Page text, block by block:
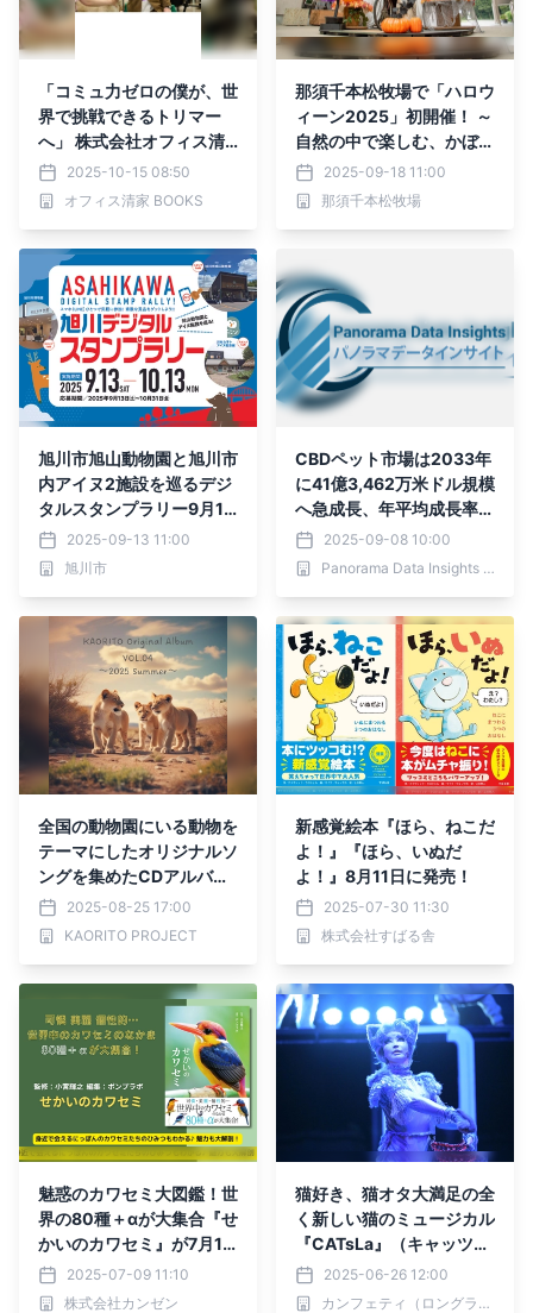
「コミュ力ゼロの僕が、世
界で挑戦できるトリマー
へ」 株式会社オフィス清
家BOOKSから、業界の常
識を変える一冊が登場！
2025-10-15 08:50
オフィス清家 BOOKS
那須千本松牧場で「ハロウ
ィーン2025」初開催！ ～
自然の中で楽しむ、かぼち
ゃ尽くしの秋イベント～
2025-09-18 11:00
那須千本松牧場
旭川市旭山動物園と旭川市
内アイヌ2施設を巡るデジ
タルスタンプラリー9月13
日(土)よりスタート
2025-09-13 11:00
旭川市
CBDペット市場は2033年
に41億3,462万米ドル規模
へ急成長、年平均成長率3
2.5％を記録【2025–203
3年予測】
2025-09-08 10:00
Panorama Data Insights Ltd.
全国の動物園にいる動物を
テーマにしたオリジナルソ
ングを集めたCDアルバム
を発売します
2025-08-25 17:00
KAORITO PROJECT
新感覚絵本『ほら、ねこだ
よ！』『ほら、いぬだ
よ！』8月11日に発売！
2025-07-30 11:30
株式会社すばる舎
魅惑のカワセミ大図鑑！世
界の80種＋αが大集合『せ
かいのカワセミ』が7月10
日に発売2025-07-09 11:10
株式会社カンゼン
猫好き、猫オタ大満足の全
く新しい猫のミュージカル
『CATsLa』（キャッツ
ら）が上演決定！ 収益の
一部は猫の保護活動へ
2025-06-26 12:00
カンフェティ（ロングランプランニング株式会社）